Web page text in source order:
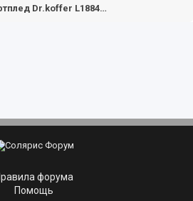
Dr.koffer L188452
форума
Помощь